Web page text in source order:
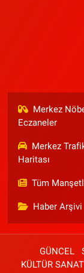
Merkez
Eczaneler
Merkez
Haritası
Tüm
Haber Arşivi
GÜNCEL
KÜLTÜR SANAT